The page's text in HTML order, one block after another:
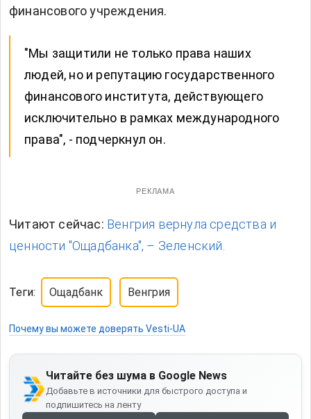
финансового учреждения.
"Мы защитили не только права наших
людей, но и репутацию государственного
финансового института, действующего
исключительно в рамках международного
права", - подчеркнул он.
РЕКЛАМА
Читают сейчас: Венгрия вернула средства и
ценности "Ощадбанка", – Зеленский.
Теги: Ощадбанк Венгрия
Почему вы можете доверять Vesti-UA
Читайте без шума в Google News
Добавьте в источники для быстрого доступа и
подпишитесь на ленту